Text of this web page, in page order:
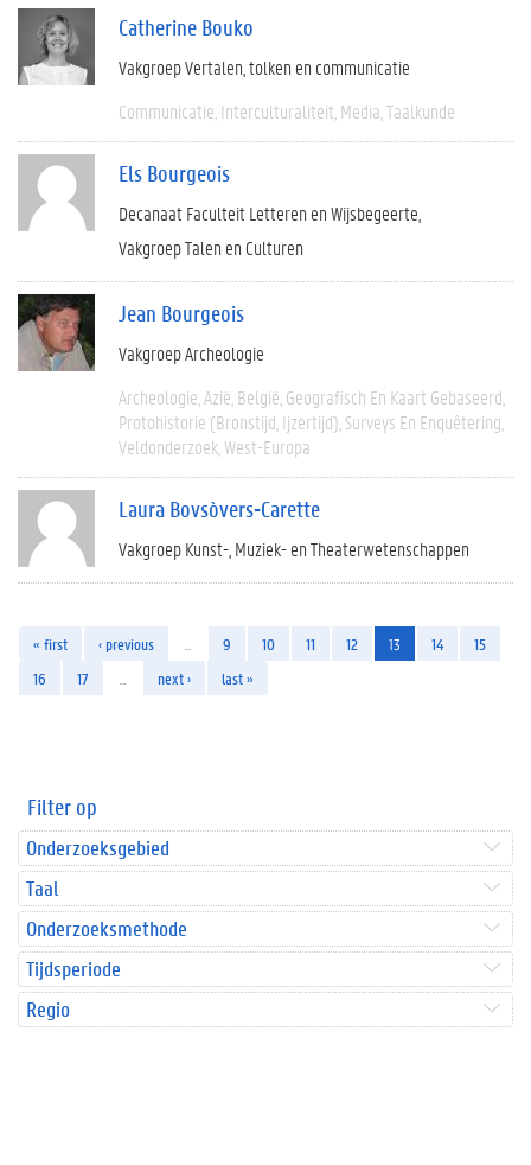
Catherine Bouko
Vakgroep Vertalen, tolken en communicatie
Communicatie Interculturaliteit Media Taalkunde
Els Bourgeois
Decanaat Faculteit Letteren en Wijsbegeerte
Vakgroep Talen en Culturen
Jean Bourgeois
Vakgroep Archeologie
Archeologie Azië België Geografisch En Kaart Gebaseerd
Protohistorie (bronstijd, Ijzertijd) Surveys En Enquêtering
Veldonderzoek West-Europa
Laura Bovsòvers-Carette
Vakgroep Kunst-, Muziek- en Theaterwetenschappen
« first ‹ previous 9 10 11 12 13 14
15
16
17 next › last »
Filter op
Onderzoeksgebied
Taal
Onderzoeksmethode
Tijdsperiode
Regio